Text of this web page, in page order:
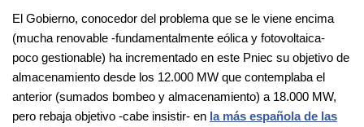
El Gobierno, conocedor del problema que se le viene encima
(mucha renovable -fundamentalmente eólica y fotovoltaica-
poco gestionable) ha incrementado en este Pniec su objetivo de
almacenamiento desde los 12.000 MW que contemplaba el
anterior (sumados bombeo y almacenamiento) a 18.000 MW,
pero rebaja objetivo -cabe insistir- en la más española de las